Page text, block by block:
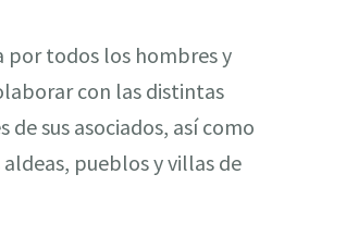
por todos los hombres y
con las distintas
sus asociados, así como
pueblos y villas de